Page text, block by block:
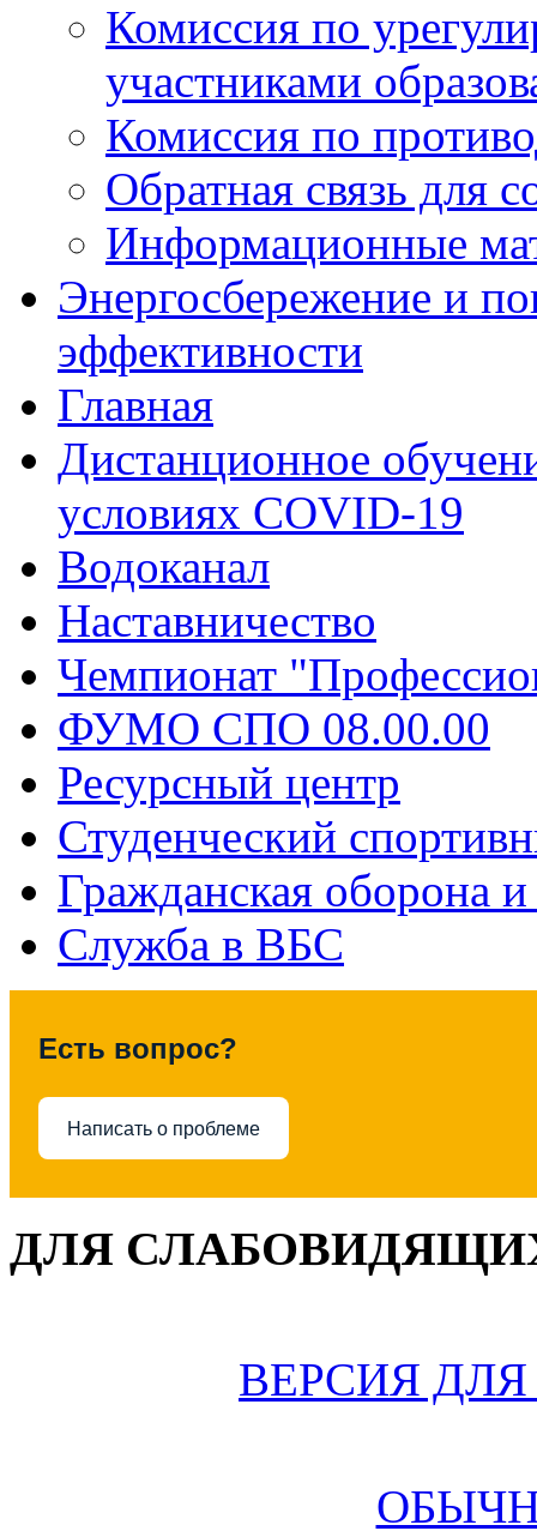
Комиссия по
участниками
Комиссия по
Обратная связь для
Информационные
Энергосбережение и
эффективности
Главная
Дистанционное
условиях COVID-19
Водоканал
Наставничество
Чемпионат
ФУМО СПО 08.00.00
Ресурсный центр
Студенческий
Гражданская оборона
Служба в ВБС
Есть вопрос?
Написать о проблеме
ДЛЯ
ВЕРСИЯ